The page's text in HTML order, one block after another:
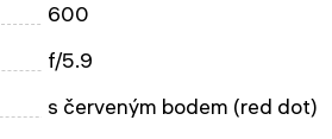
600
f/5.9
s červeným bodem (red dot)